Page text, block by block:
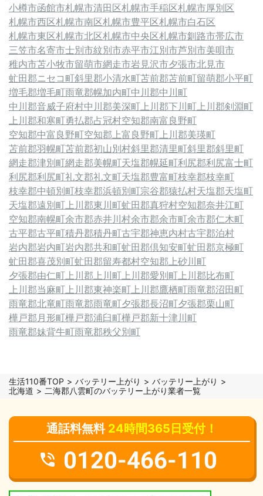
小樽市函館市札幌市清田区札幌市手稲区札幌市厚別区
札幌市西区札幌市南区札幌市豊平区札幌市白石区
札幌市東区札幌市北区札幌市中央区札幌市釧路市帯広市
三笠市名寄市士別市紋別市赤平市江別市芦別市美唄市
稚内市苫小牧市留萌市網走市岩見沢市夕張市北見市
虻田郡ニセコ町斜里郡小清水町苫前郡苫前町留萌郡小平町
増毛郡増毛町雨竜郡幌加内町中川郡中川町
中川郡音威子府村中川郡美深町 上川郡下川町 上川郡剣淵町
上川郡和寒町勇払郡占冠村空知郡南富良野町
空知郡中富良野町空知郡上富良野町 上川郡美瑛町
苫前郡羽幌町苫前郡初山別村斜里郡清里町斜里郡斜里町
網走郡津別町網走郡美幌町天塩郡幌延町利尻郡利尻富士町
利尻郡利尻町礼文郡礼文町天塩郡豊富町枝幸郡枝幸町
枝幸郡中頓別町枝幸郡浜頓別町宗谷郡猿払村天塩郡天塩町
天塩郡遠別町 上川郡東川町虻田郡真狩村空知郡奈井江町
空知郡南幌町余市郡赤井川村余市郡余市町余市郡仁木町
古平郡古平町積丹郡積丹町古宇郡神恵内村古宇郡泊村
岩内郡岩内町岩内郡共和町虻田郡倶知安町虻田郡京極町
虻田郡喜茂別町虻田郡留寿都村空知郡上砂川町
夕張郡由仁町 上川郡上川町 上川郡愛別町 上川郡比布町
上川郡当麻町 上川郡東神楽町 上川郡鷹栖町雨竜郡沼田町
雨竜郡北竜町雨竜郡雨竜町夕張郡長沼町夕張郡栗山町
樺戸郡月形町樺戸郡浦臼町樺戸郡新十津川町
雨竜郡妹背牛町雨竜郡秩父別町
生活110番TOP バッテリー上がり
バッテリー上がり
北海道
二海郡八雲町のバッテリー上がり業者一覧
通話料無料 24時間365日受付！
0120-466-110